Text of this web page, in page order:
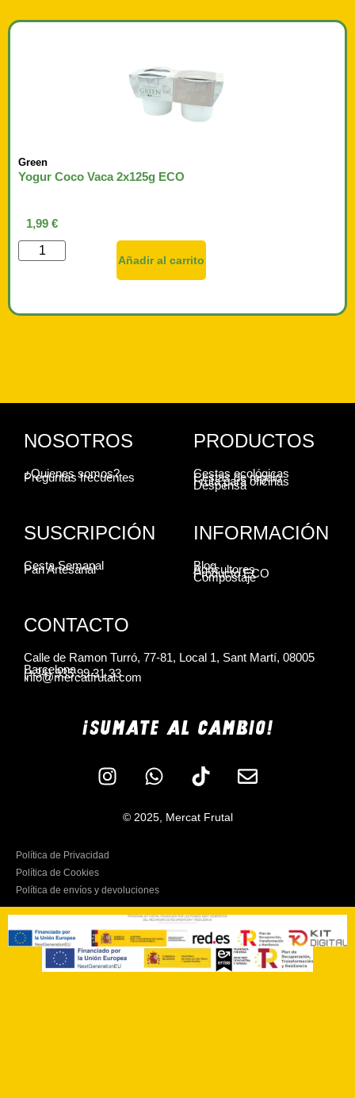
Green
Yogur Coco Vaca 2x125g ECO
1,99 €
Añadir al carrito
NOSOTROS
¿Quienes somos?
Preguntas frecuentes
PRODUCTOS
Cestas ecológicas
Cestas de regalo
Fruta para oficinas
Despensa
SUSCRIPCIÓN
Cesta Semanal
Pan Artesanal
INFORMACIÓN
Blog
Agricultores
Producto ECO
Compostaje
CONTACTO
Calle de Ramon Turró, 77-81, Local 1, Sant Martí, 08005
Barcelona
(+34) 935 99 31 33
info@mercatfrutal.com
¡SUMATE AL CAMBIO!
© 2025, Mercat Frutal
Política de Privacidad
Política de Cookies
Política de envíos y devoluciones